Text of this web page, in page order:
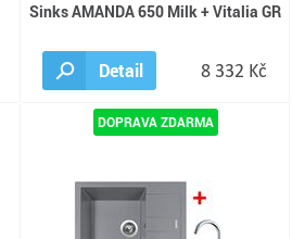
Sinks AMANDA 650 Milk + Vitalia GR
Detail 8 332 Kč